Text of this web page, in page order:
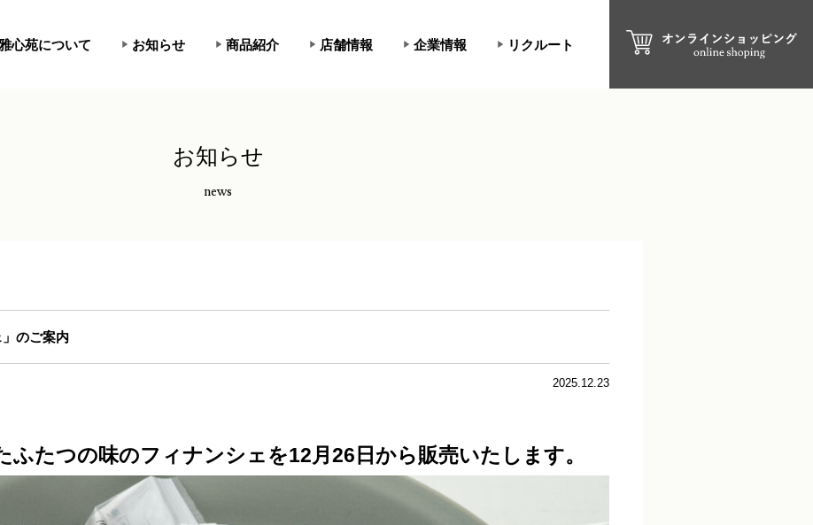
心苑について お知らせ 商品紹介 店舗情報 企業情報 リクルート
お知らせ
news
のご案内
2025.12.23
ふたつの味のフィナンシェを12月26日から販売いたします。